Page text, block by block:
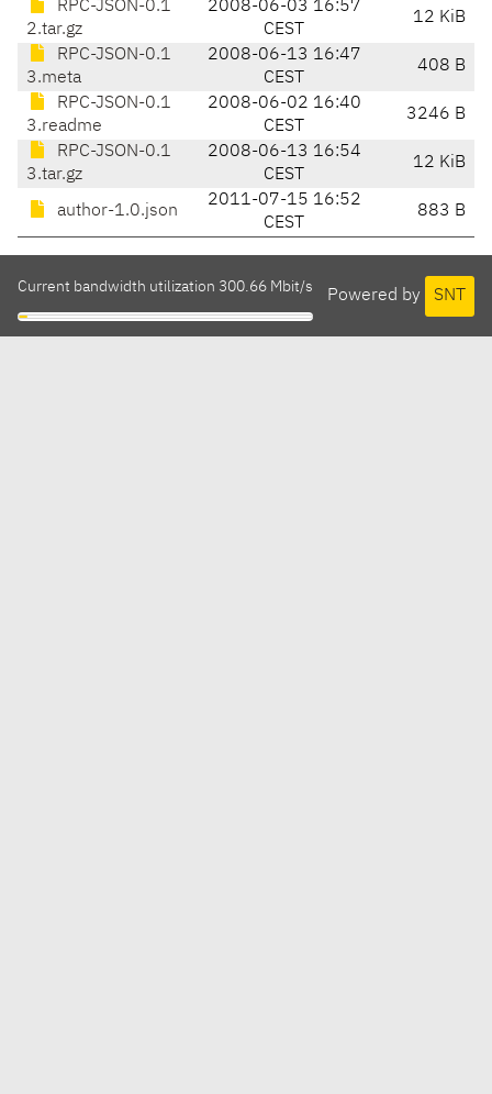
RPC-JSON-0.1
2.tar.gz
2008-06-03 16:57
CEST
12 KiB
RPC-JSON-0.1
3.meta
2008-06-13 16:47
CEST
408 B
RPC-JSON-0.1
3.readme
2008-06-02 16:40
CEST
3246 B
RPC-JSON-0.1
3.tar.gz
2008-06-13 16:54
CEST
12 KiB
author-1.0.json
2011-07-15 16:52
CEST
883 B
Powered by SNT
Current bandwidth utilization 300.66 Mbit/s